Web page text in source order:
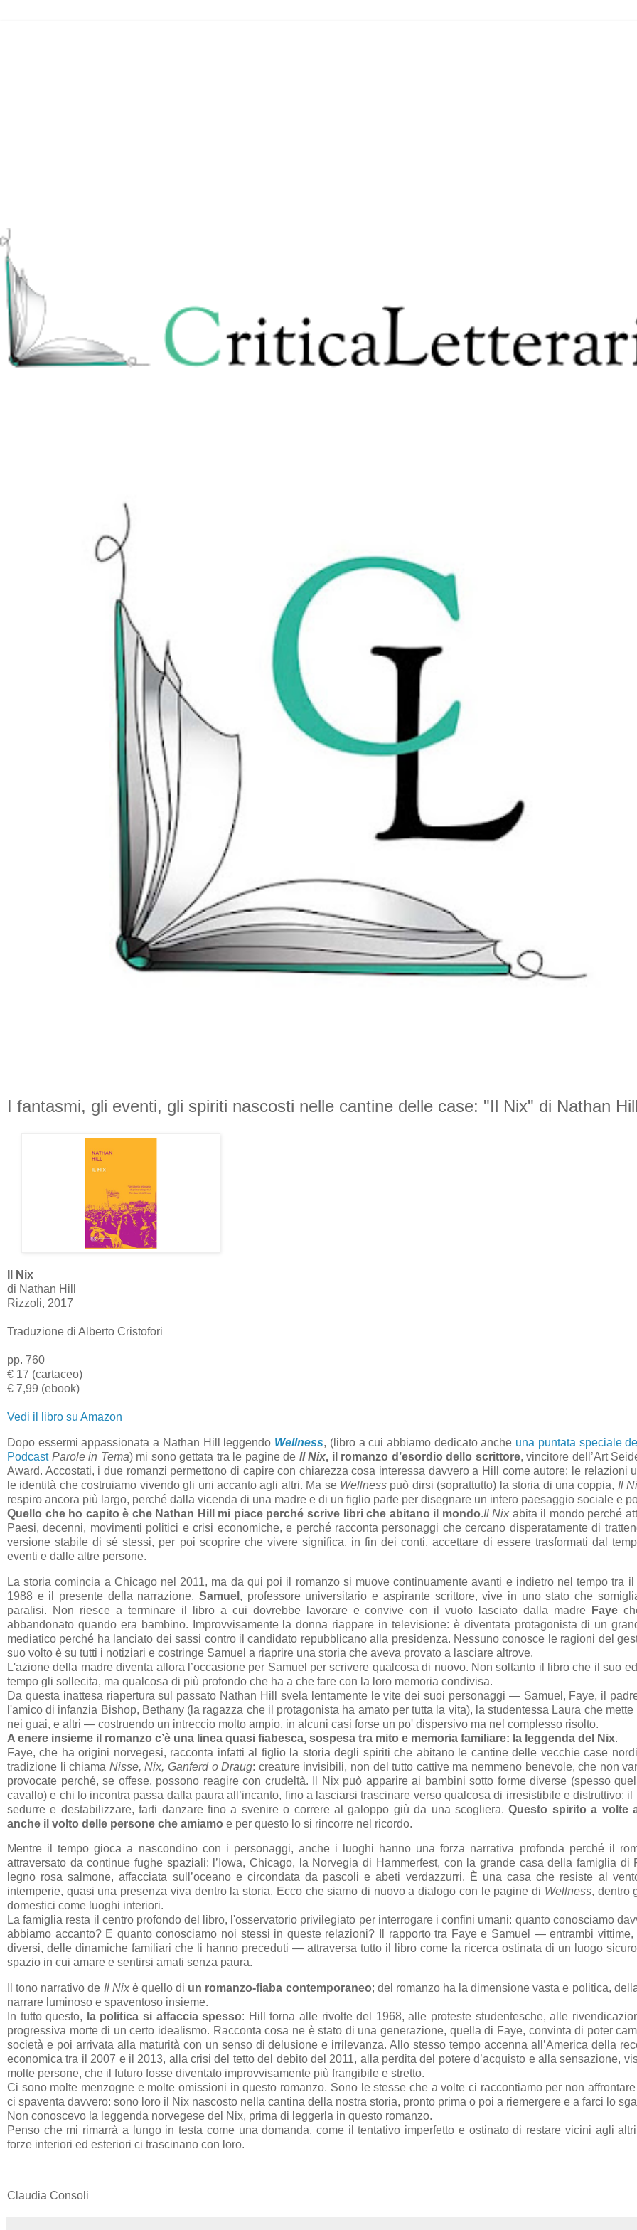
I fantasmi, gli eventi, gli spiriti nascosti nelle cantine delle case: "Il Nix" di Nathan
Il Nix
di Nathan Hill
Rizzoli, 2017
Traduzione di Alberto Cristofori
pp. 760
€ 17 (cartaceo)
€ 7,99 (ebook)
Vedi il libro su Amazon
Dopo essermi appassionata a Nathan Hill leggendo Wellness, (libro a cui abbiamo dedicato anche una puntata speciale
Podcast Parole in Tema) mi sono gettata tra le pagine de Il Nix, il romanzo d’esordio dello scrittore, vincitore dell’Art
Award. Accostati, i due romanzi permettono di capire con chiarezza cosa interessa davvero a Hill come autore: le relazioni
le identità che costruiamo vivendo gli uni accanto agli altri. Ma se Wellness può dirsi (soprattutto) la storia di una coppia, Il
respiro ancora più largo, perché dalla vicenda di una madre e di un figlio parte per disegnare un intero paesaggio sociale e
Quello che ho capito è che Nathan Hill mi piace perché scrive libri che abitano il mondo.Il Nix abita il mondo perché
Paesi, decenni, movimenti politici e crisi economiche, e perché racconta personaggi che cercano disperatamente di
versione stabile di sé stessi, per poi scoprire che vivere significa, in fin dei conti, accettare di essere trasformati dal
eventi e dalle altre persone.
La storia comincia a Chicago nel 2011, ma da qui poi il romanzo si muove continuamente avanti e indietro nel tempo tra
1988 e il presente della narrazione.Samuel , professore universitario e aspirante scrittore, vive in uno stato che
paralisi. Non riesce a terminare il libro a cui dovrebbe lavorare e convive con il vuoto lasciato dalla madre
Faye
abbandonato quando era bambino. Improvvisamente la donna riappare in televisione: è diventata protagonista di un
mediatico perché ha lanciato dei sassi contro il candidato repubblicano alla presidenza. Nessuno conosce le ragioni del
suo volto è su tutti i notiziari e costringe Samuel a riaprire una storia che aveva provato a lasciare altrove.
L'azione della madre diventa allora l’occasione per Samuel per scrivere qualcosa di nuovo. Non soltanto il libro che il suo
tempo gli sollecita, ma qualcosa di più profondo che ha a che fare con la loro memoria condivisa.
Da questa inattesa riapertura sul passato Nathan Hill svela lentamente le vite dei suoi personaggi — Samuel, Faye, il
l'amico di infanzia Bishop, Bethany (la ragazza che il protagonista ha amato per tutta la vita), la studentessa Laura che mette
nei guai, e altri — costruendo un intreccio molto ampio, in alcuni casi forse un po' dispersivo ma nel complesso risolto.
A enere insieme il romanzo c’è una linea quasi fiabesca, sospesa tra mito e memoria familiare: la leggenda del Nix.
Faye, che ha origini norvegesi, racconta infatti al figlio la storia degli spiriti che abitano le cantine delle vecchie case
tradizione li chiama Nisse, Nix, Ganferd o Draug: creature invisibili, non del tutto cattive ma nemmeno benevole, che non
provocate perché, se offese, possono reagire con crudeltà. Il Nix può apparire ai bambini sotto forme diverse (spesso
cavallo) e chi lo incontra passa dalla paura all’incanto, fino a lasciarsi trascinare verso qualcosa di irresistibile e distruttivo: il
sedurre e destabilizzare, farti danzare fino a svenire o correre al galoppo giù da una scogliera.Questo spirito a volte
anche il volto delle persone che amiamo e per questo lo si rincorre nel ricordo.
Mentre il tempo gioca a nascondino con i personaggi, anche i luoghi hanno una forza narrativa profonda perché il
attraversato da continue fughe spaziali: l’Iowa, Chicago, la Norvegia di Hammerfest, con la grande casa della famiglia di
legno rosa salmone, affacciata sull’oceano e circondata da pascoli e abeti verdazzurri. È una casa che resiste al
intemperie, quasi una presenza viva dentro la storia. Ecco che siamo di nuovo a dialogo con le pagine di Wellness, dentro
domestici come luoghi interiori.
La famiglia resta il centro profondo del libro, l'osservatorio privilegiato per interrogare i confini umani: quanto conosciamo
abbiamo accanto? E quanto conosciamo noi stessi in queste relazioni? Il rapporto tra Faye e Samuel — entrambi vittime,
diversi, delle dinamiche familiari che li hanno preceduti — attraversa tutto il libro come la ricerca ostinata di un luogo
spazio in cui amare e sentirsi amati senza paura.
Il tono narrativo de Il Nix è quello di un romanzo-fiaba contemporaneo; del romanzo ha la dimensione vasta e politica,
narrare luminoso e spaventoso insieme.
In tutto questo,
la politica si affaccia spesso: Hill torna alle rivolte del 1968, alle proteste studentesche, alle
progressiva morte di un certo idealismo. Racconta cosa ne è stato di una generazione, quella di Faye, convinta di poter
società e poi arrivata alla maturità con un senso di delusione e irrilevanza. Allo stesso tempo accenna all’America della
economica tra il 2007 e il 2013, alla crisi del tetto del debito del 2011, alla perdita del potere d’acquisto e alla sensazione,
molte persone, che il futuro fosse diventato improvvisamente più frangibile e stretto.
Ci sono molte menzogne e molte omissioni in questo romanzo. Sono le stesse che a volte ci raccontiamo per non
ci spaventa davvero: sono loro il Nix nascosto nella cantina della nostra storia, pronto prima o poi a riemergere e a farci lo
Non conoscevo la leggenda norvegese del Nix, prima di leggerla in questo romanzo.
Penso che mi rimarrà a lungo in testa come una domanda, come il tentativo imperfetto e ostinato di restare vicini agli
forze interiori ed esteriori ci trascinano con loro.
Claudia Consoli